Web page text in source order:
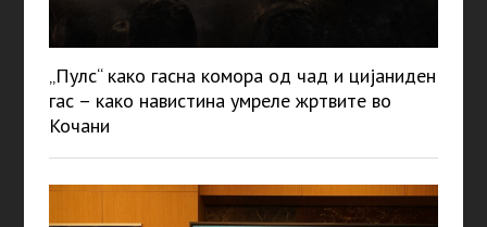
„Пулс“ како гасна комора од чад и цијаниден
гас – како навистина умреле жртвите во
Кочани